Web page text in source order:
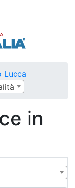
Lucca
in